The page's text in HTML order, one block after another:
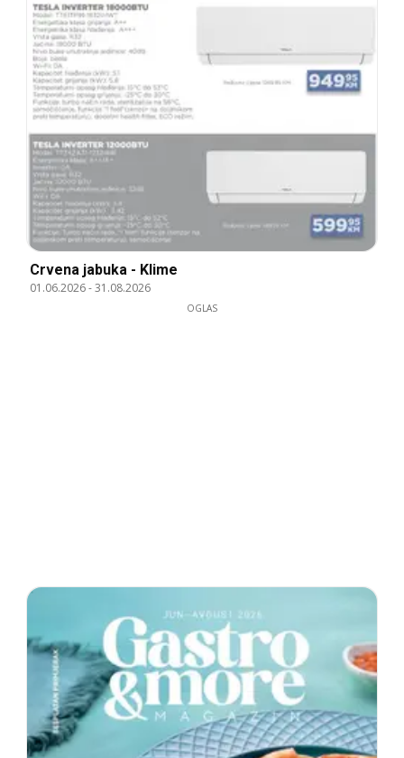
Crvena jabuka - Klime
01.06.2026-31.08.2026
OGLAS